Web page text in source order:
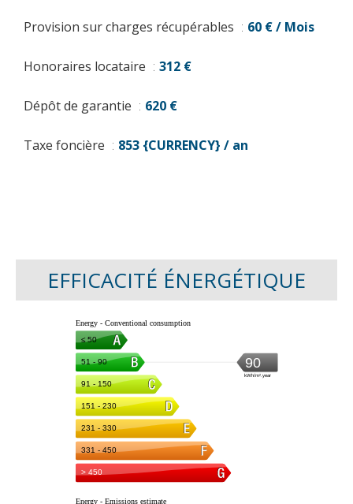
Provision sur charges récupérables 60 € / Mois
Honoraires locataire 312 €
Dépôt de garantie 620 €
Taxe foncière 853 {CURRENCY} / an
EFFICACITÉ ÉNERGÉTIQUE